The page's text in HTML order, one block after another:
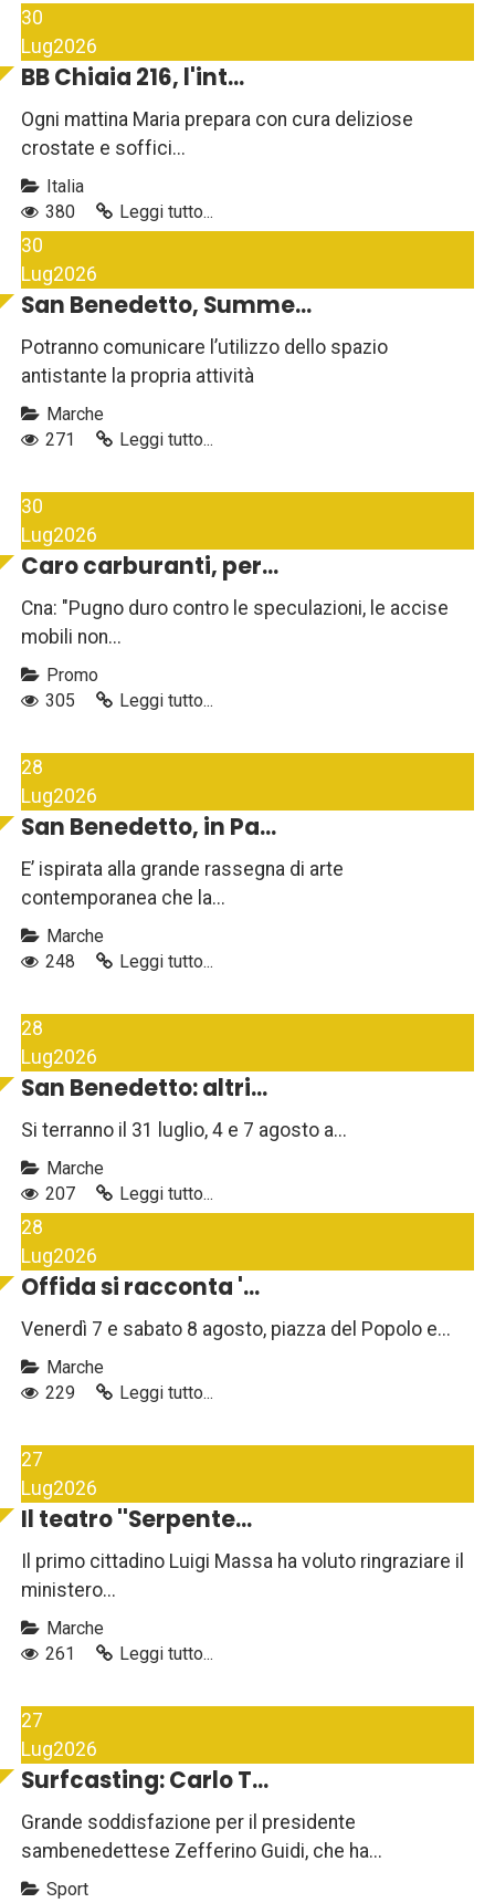
30
Lug2026
BB Chiaia 216, l'int...
Ogni mattina Maria prepara con cura deliziose
crostate e soffici...
Italia
380
Leggi tutto...
30
Lug2026
San Benedetto, Summe...
Potranno comunicare l’utilizzo dello spazio
antistante la propria attività
Marche
271
Leggi tutto...
30
Lug2026
Caro carburanti, per...
Cna: "Pugno duro contro le speculazioni, le accise
mobili non...
Promo
305
Leggi tutto...
28
Lug2026
San Benedetto, in Pa...
E’ ispirata alla grande rassegna di arte
contemporanea che la...
Marche
248
Leggi tutto...
28
Lug2026
San Benedetto: altri...
Si terranno il 31 luglio, 4 e 7 agosto a...
Marche
207
Leggi tutto...
28
Lug2026
Offida si racconta '...
Venerdì 7 e sabato 8 agosto, piazza del Popolo e...
Marche
229
Leggi tutto...
27
Lug2026
Il teatro ''Serpente...
Il primo cittadino Luigi Massa ha voluto ringraziare il
ministero...
Marche
261
Leggi tutto...
27
Lug2026
Surfcasting: Carlo T...
Grande soddisfazione per il presidente
sambenedettese Zefferino Guidi, che ha...
Sport